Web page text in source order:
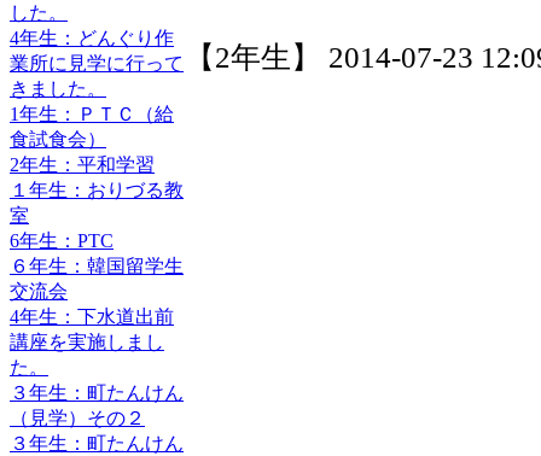
した。
4年生：どんぐり作
業所に見学に行って
きました。
1年生：ＰＴＣ（給
食試食会）
2年生：平和学習
１年生：おりづる教
室
6年生：PTC
６年生：韓国留学生
交流会
4年生：下水道出前
講座を実施しまし
た。
３年生：町たんけん
（見学）その２
３年生：町たんけん
【2年生】 2014-07-23